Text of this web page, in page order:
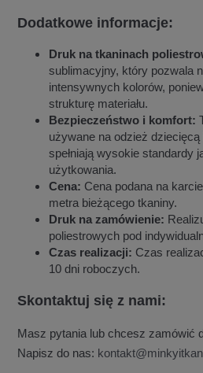
Dodatkowe informacje:
Druk na tkaninach
sublimacyjny, który pozwala
intensywnych kolorów,
strukturę materiału.
Bezpieczeństwo i komfort:
używane na odzież
spełniają wysokie standardy
użytkowania.
Cena: Cena podana na
metra bieżącego tkaniny.
Druk na zamówienie:
poliestrowych pod
Czas realizacji: Czas
10 dni roboczych.
Skontaktuj się z nami:
Masz pytania lub chcesz zamówić
Napisz do nas: